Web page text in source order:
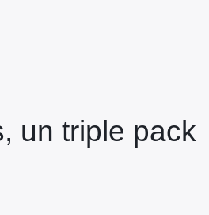
un triple pack